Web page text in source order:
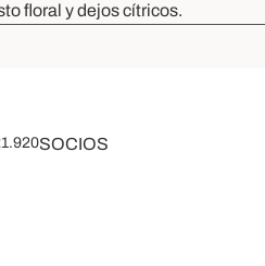
floral y dejos cítricos.
SOCIOS